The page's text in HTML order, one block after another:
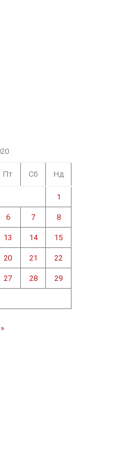
Пт Сб Нд
1
6 7 8
13 14 15
20 21 22
27 28 29